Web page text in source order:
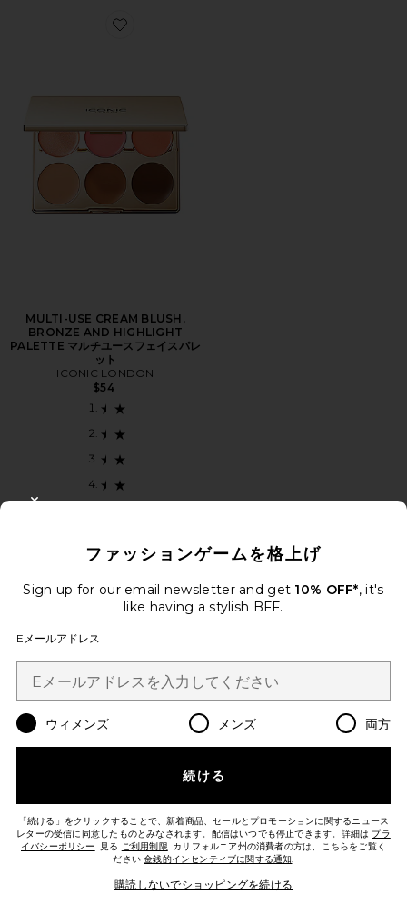
Favorite MULTI-USE CREAM BLUSH, BRONZE AND
MULTI-USE CREAM BLUSH,
BRONZE AND HIGHLIGHT
PALETTE マルチユースフェイスパレ
ット
ICONIC LONDON
$54
Favorite LIGHTSHIFT CREAM HIGHLIGHTER クリーム
HIGHLIGHTER クリームハイライタ
ファッションゲームを格上げ
Sign up for our email newsletter and get 10% OFF*, it's
like having a stylish BFF.
Eメールアドレス
ウィメンズ メンズ 両方
続ける
「続ける」をクリックすることで、新着商品、セールとプロモーションに関するニュース
レターの受信に同意したものとみなされます。配信はいつでも停止できます。詳細は プラ
イバシーポリシー. 見る ご利用制限. カリフォルニア州の消費者の方は、こちらをご覧く
ださい金銭的インセンティブに関する通知.
購読しないでショッピングを続ける